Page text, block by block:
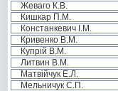
Жеваго К.В.
Кишкар П.М.
Констанкевич І.М.
Кривенко В.М.
Купрій В.М.
Литвин В.М.
Матвійчук Е.Л.
Мельничук С.П.